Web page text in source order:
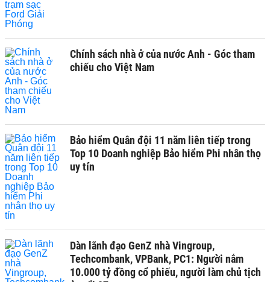
Chính sách nhà ở của nước Anh - Góc tham
chiếu cho Việt Nam
Bảo hiểm Quân đội 11 năm liên tiếp trong
Top 10 Doanh nghiệp Bảo hiểm Phi nhân thọ
uy tín
Dàn lãnh đạo GenZ nhà Vingroup,
Techcombank, VPBank, PC1: Người nắm
10.000 tỷ đồng cổ phiếu, người làm chủ tịch